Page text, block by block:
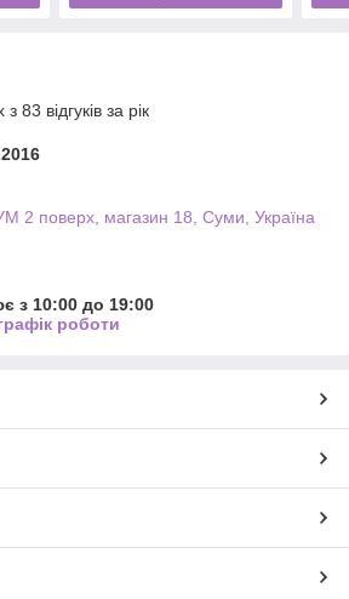
83 відгуків за рік
2 поверх, магазин 18, Суми, Україна
з 10:00 до 19:00
роботи